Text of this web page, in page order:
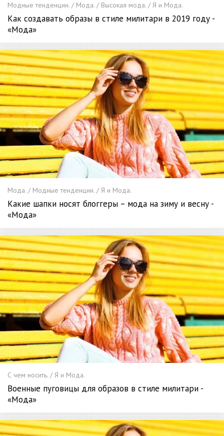
Модные тенденции. / Мода. / Высокая мода. / Я и Мода.
Как создавать образы в стиле милитари в 2019 году -
«Мода»
Мода. / Модные тенденции. / Я и Мода.
Какие шапки носят блоггеры – мода на зиму и весну -
«Мода»
С чем носить. / Я и Мода.
Военные пуговицы для образов в стиле милитари -
«Мода»